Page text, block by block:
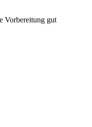
Vorbereitung gut